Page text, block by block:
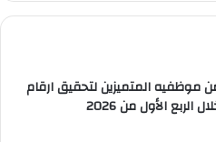
موظفيه المتميزين لتحقيق ارقام
الأول من 2026